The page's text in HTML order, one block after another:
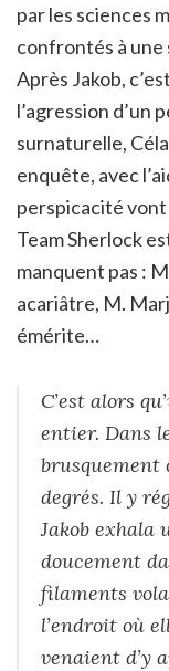
par les sciences
confrontés à
Après Jakob,
l’agression d’un
surnaturelle,
enquête, avec
perspicacité vont
Team Sherlock
manquent pas :
acariâtre, M.
émérite…
C’est alors
entier. Dans
brusquement
degrés. Il y
Jakob exhala
doucement
filaments
l’endroit où
venaient d’y